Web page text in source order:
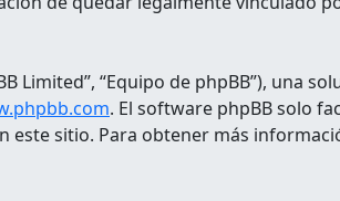
Limited”, “Equipo de phpBB”), una
. El software phpBB solo
sitio. Para obtener más